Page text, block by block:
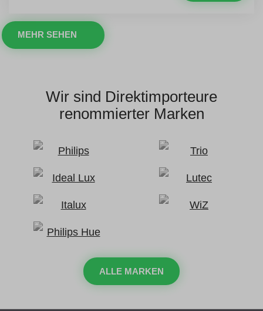
MEHR SEHEN
Wir sind Direktimporteure
renommierter Marken
ALLE MARKEN